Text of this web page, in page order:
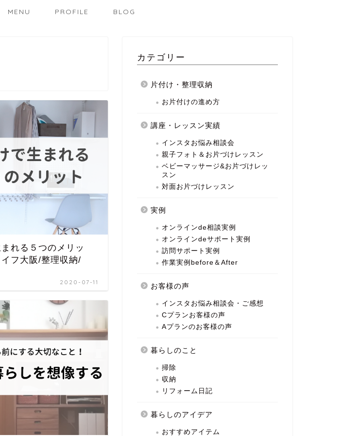
MENU PROFILE BLOG
まれる５つのメリッ
イフ大阪/整理収納/
2020-07-11
カテゴリー
片付け・整理収納
お片付けの進め方
講座・レッスン実績
インスタお悩み相談会
親子フォト＆お片づけレッスン
ベビーマッサージ&お片づけレッ
スン
対面お片づけレッスン
実例
オンラインde相談実例
オンラインdeサポート実例
訪問サポート実例
作業実例before＆After
お客様の声
インスタお悩み相談会・ご感想
Cプランお客様の声
Aプランのお客様の声
暮らしのこと
掃除
収納
リフォーム日記
暮らしのアイデア
おすすめアイテム